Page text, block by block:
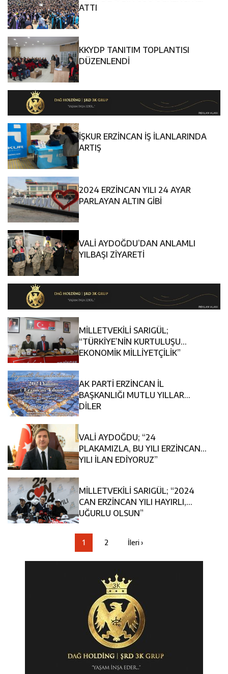
Kararında
Buluşması
11:35 Mercan’da Patates Üreticileriyle Sektörün Geleceği
Masaya Yatırıldı
16:40 Mustafa Sarıgül’den “Parti Değiştirdi” İddialarına Yanıt
ATTI
KKYDP TANITIM TOPLANTISI
DÜZENLENDİ
İŞKUR ERZİNCAN İŞ İLANLARINDA
ARTIŞ
2024 ERZİNCAN YILI 24 AYAR
PARLAYAN ALTIN GİBİ
VALİ AYDOĞDU’DAN ANLAMLI
YILBAŞI ZİYARETİ
MİLLETVEKİLİ SARIGÜL;
“TÜRKİYE’NİN KURTULUŞU
EKONOMİK MİLLİYETÇİLİK”
AK PARTİ ERZİNCAN İL
BAŞKANLIĞI MUTLU YILLAR
DİLER
VALİ AYDOĞDU; “24
PLAKAMIZLA, BU YILI ERZİNCAN
YILI İLAN EDİYORUZ”
MİLLETVEKİLİ SARIGÜL; “2024
CAN ERZİNCAN YILI HAYIRLI,
UĞURLU OLSUN”
1 2 İleri ›